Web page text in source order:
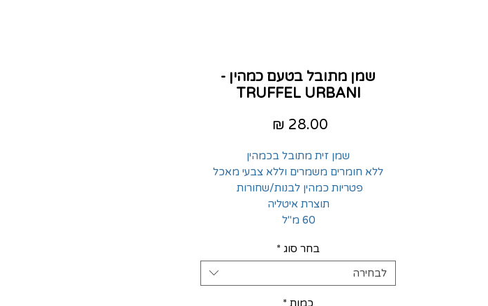
שמן מתובל בטעם כמהין -
TRUFFEL URBANI
שמן זית מתובל בכמהין
ללא חומרים משמרים וללא צבעי מאכל
פטריות כמהין לבנות/שחורות
תוצרת איטליה
60 מ"ל
בחר סוג *
לבחירה
כמות *